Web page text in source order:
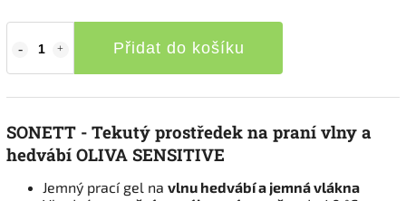
Přidat do košíku
SONETT - Tekutý prostředek na praní vlny a
hedvábí OLIVA SENSITIVE
Jemný prací gel na vlnu hedvábí a jemná vlákna